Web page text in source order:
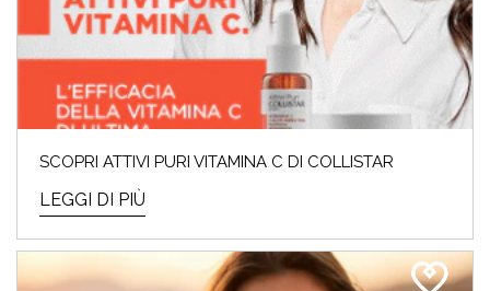
SCOPRI ATTIVI PURI VITAMINA C DI COLLISTAR
LEGGI DI PIÙ